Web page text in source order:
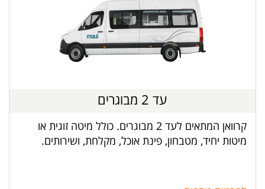
עד 2 מבוגרים
קרוואן המתאים לעד 2 מבוגרים. כולל מיטה זוגית או
מיטות יחיד, מטבחון, פינת אוכל, מקלחת, ושירותים.